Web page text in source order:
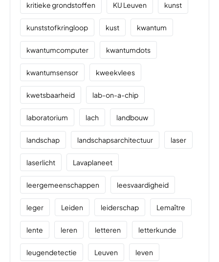
kritieke grondstoffen KU Leuven kunst
kunststofkringloop kust kwantum
kwantumcomputer kwantumdots
kwantumsensor kweekvlees
kwetsbaarheid lab-on-a-chip
laboratorium lach landbouw
landschap landschapsarchitectuur laser
laserlicht Lavaplaneet
leergemeenschappen leesvaardigheid
leger Leiden leiderschap Lemaître
lente leren letteren letterkunde
leugendetectie Leuven leven